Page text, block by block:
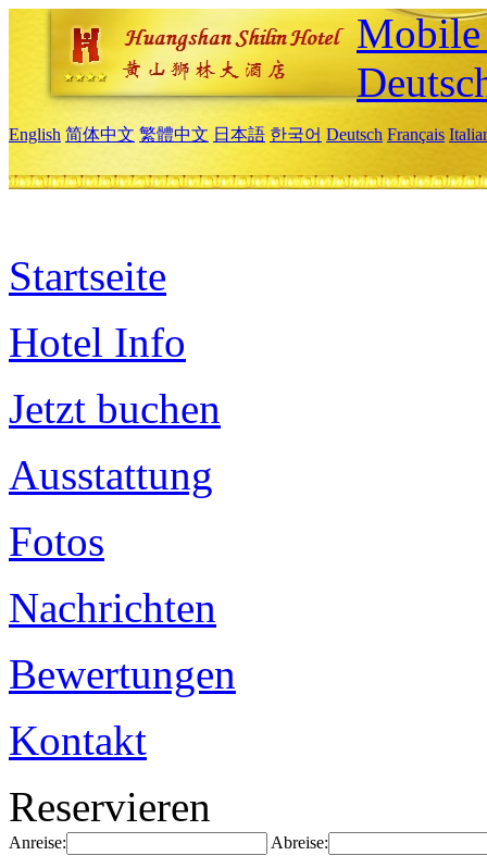
English 简体中文 繁體中文 日本語 한국어 Deutsch Français
Startseite
Hotel Info
Jetzt buchen
Ausstattung
Fotos
Nachrichten
Bewertungen
Kontakt
Reservieren
Anreise: Abreise: